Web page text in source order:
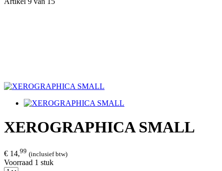
XEROGRAPHICA SMALL
€ 14,99 (inclusief btw)
Voorraad 1 stuk